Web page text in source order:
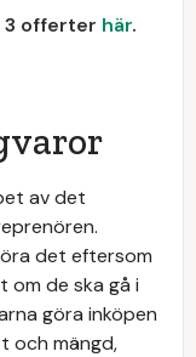
3 offerter här.
av det
det eftersom
om de ska gå i
göra inköpen
och mängd,